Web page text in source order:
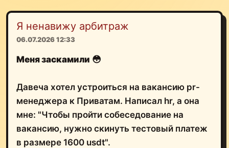
Я ненавижу арбитраж
06.07.2026 12:33
Меня заскамили 😳
Давеча хотел устроиться на вакансию pr-
менеджера к Приватам. Написал hr, а она
мне: "Чтобы пройти собеседование на
вакансию, нужно скинуть тестовый платеж
в размере 1600 usdt".